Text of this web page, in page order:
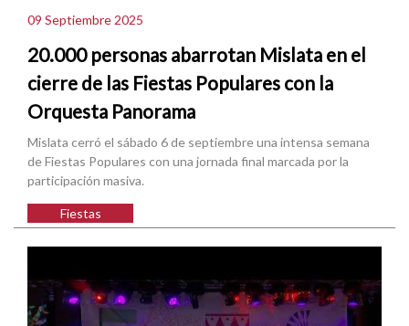
09 Septiembre 2025
20.000 personas abarrotan Mislata en el
cierre de las Fiestas Populares con la
Orquesta Panorama
Mislata cerró el sábado 6 de septiembre una intensa semana
de Fiestas Populares con una jornada final marcada por la
participación masiva.
Fiestas